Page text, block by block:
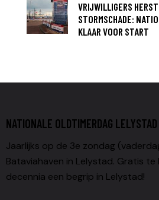
VRIJWILLIGERS
STORMSCHADE:
KLAAR VOOR START
NATIONALE OLDTIMERDAG LELYSTAD
Jaarlijks op de 3e zondag
Bataviahaven in Lelystad. Gratis te
decennia een begrip in Lelystad!